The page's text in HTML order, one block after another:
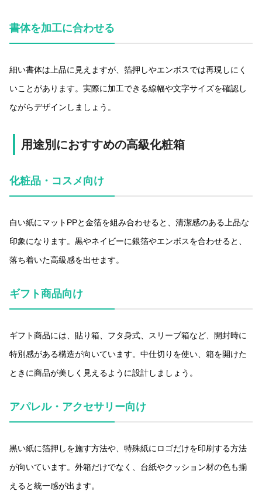
書体を加工に合わせる
細い書体は上品に見えますが、箔押しやエンボスでは再現しにく
いことがあります。実際に加工できる線幅や文字サイズを確認し
ながらデザインしましょう。
用途別におすすめの高級化粧箱
化粧品・コスメ向け
白い紙にマットPPと金箔を組み合わせると、清潔感のある上品な
印象になります。黒やネイビーに銀箔やエンボスを合わせると、
落ち着いた高級感を出せます。
ギフト商品向け
ギフト商品には、貼り箱、フタ身式、スリーブ箱など、開封時に
特別感がある構造が向いています。中仕切りを使い、箱を開けた
ときに商品が美しく見えるように設計しましょう。
アパレル・アクセサリー向け
黒い紙に箔押しを施す方法や、特殊紙にロゴだけを印刷する方法
が向いています。外箱だけでなく、台紙やクッション材の色も揃
えると統一感が出ます。